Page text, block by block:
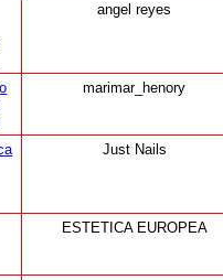
angel reyes
marimar_henory
Just Nails
ESTETICA EUROPEA